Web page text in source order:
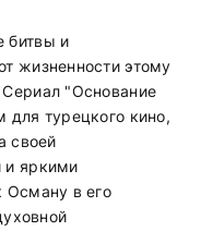
битвы и
жизненности этому
"Основание
турецкого кино,
своей
и яркими
Осману в его